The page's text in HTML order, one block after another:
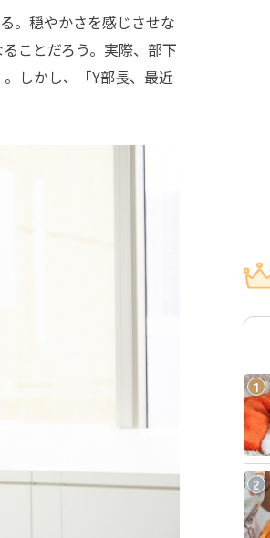
。穏やかさを感じさせな
ことだろう。実際、部下
しかし、「Y部長、最近
1
2